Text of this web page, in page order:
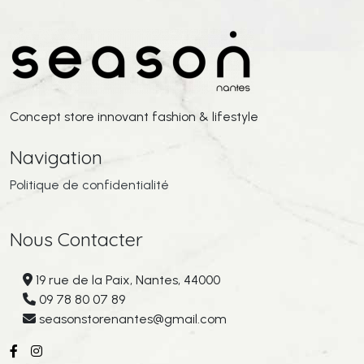
Concept store innovant fashion & lifestyle
Navigation
Politique de confidentialité
Nous Contacter
19 rue de la Paix, Nantes, 44000
09 78 80 07 89
seasonstorenantes@gmail.com